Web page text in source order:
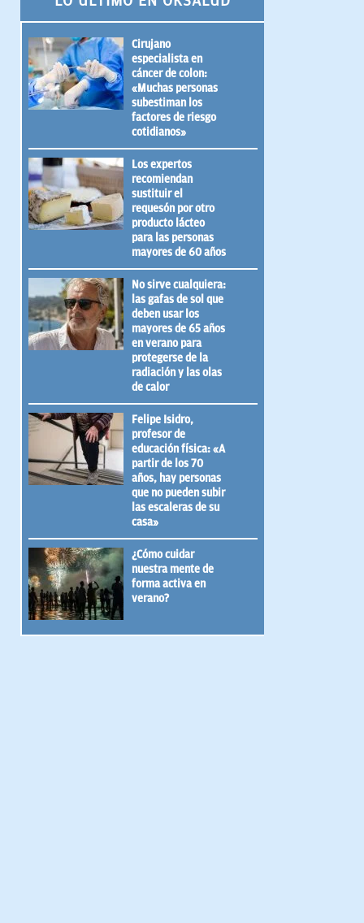
Cirujano
especialista en
cáncer de colon:
«Muchas personas
subestiman los
factores de riesgo
cotidianos»
Los expertos
recomiendan
sustituir el
requesón por otro
producto lácteo
para las personas
mayores de 60 años
No sirve cualquiera:
las gafas de sol que
deben usar los
mayores de 65 años
en verano para
protegerse de la
radiación y las olas
de calor
Felipe Isidro,
profesor de
educación física: «A
partir de los 70
años, hay personas
que no pueden subir
las escaleras de su
casa»
¿Cómo cuidar
nuestra mente de
forma activa en
verano?